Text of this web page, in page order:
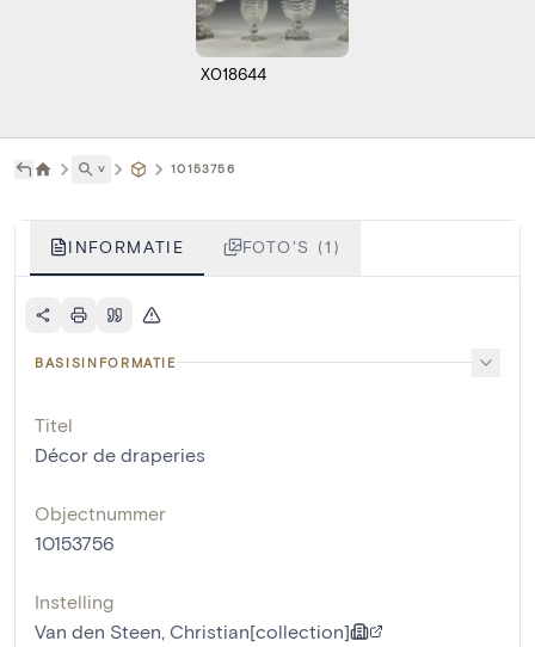
X018644
˅ 10153756
INFORMATIE FOTO'S (1)
BASISINFORMATIE
Titel
Décor de draperies
Objectnummer
10153756
Instelling
Van den Steen, Christian[collection]